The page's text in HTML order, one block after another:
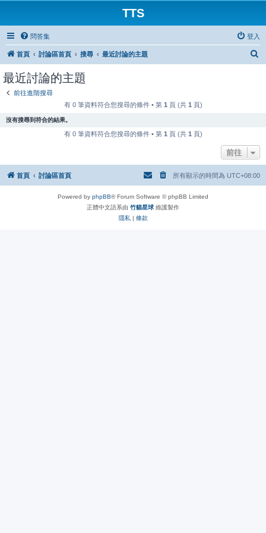
TTS
問答集 登入
首頁 討論區首頁 搜尋 最近討論的主題
最近討論的主題
前往進階搜尋
有 0 筆資料符合您搜尋的條件 • 第 1 頁 (共 1 頁)
沒有搜尋到符合的結果。
有 0 筆資料符合您搜尋的條件 • 第 1 頁 (共 1 頁)
前往
首頁 討論區首頁 所有顯示的時間為 UTC+08:00
Powered by phpBB® Forum Software © phpBB Limited
正體中文語系由 竹貓星球 維護製作
隱私 | 條款